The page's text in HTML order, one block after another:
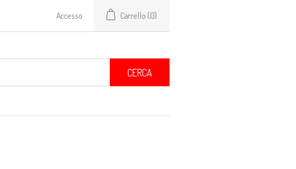
Accesso Carrello (0)
CERCA